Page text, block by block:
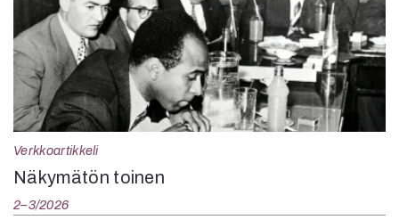
Verkkoartikkeli
Näkymätön toinen
2–3/2026